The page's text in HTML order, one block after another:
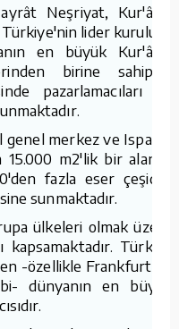
Neşriyat, Kur'ân-ı
lider kuruluşu
en büyük Kur'ân-ı
birine sahiptir.
pazarlamacıları ve
merkez ve Isparta
m2'lik bir alanda
fazla eser çeşidini
sunmaktadır.
ülkeleri olmak üzere
Türkiye
-özellikle Frankfurt ve
dünyanın en büyük